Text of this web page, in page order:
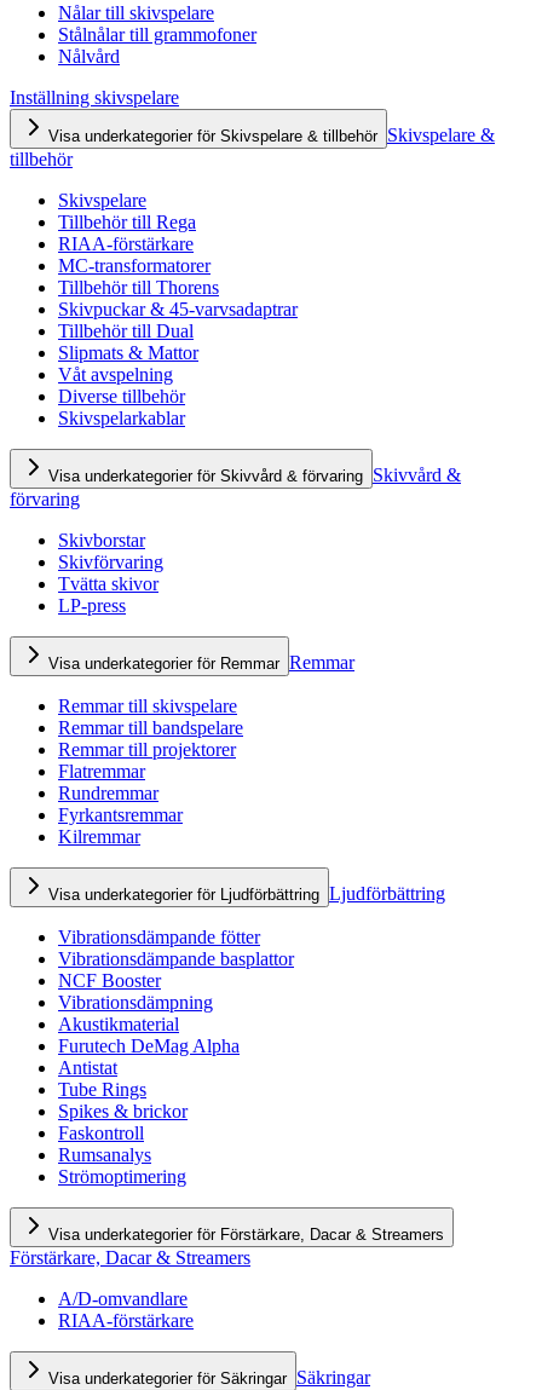
Nålar till skivspelare
Stålnålar till grammofoner
Nålvård
Inställning skivspelare
Visa underkategorier för Skivspelare & tillbehör Skivspelare &
tillbehör
Skivspelare
Tillbehör till Rega
RIAA-förstärkare
MC-transformatorer
Tillbehör till Thorens
Skivpuckar & 45-varvsadaptrar
Tillbehör till Dual
Slipmats & Mattor
Våt avspelning
Diverse tillbehör
Skivspelarkablar
Visa underkategorier för Skivvård & förvaring Skivvård &
förvaring
Skivborstar
Skivförvaring
Tvätta skivor
LP-press
Visa underkategorier för Remmar Remmar
Remmar till skivspelare
Remmar till bandspelare
Remmar till projektorer
Flatremmar
Rundremmar
Fyrkantsremmar
Kilremmar
Visa underkategorier för Ljudförbättring Ljudförbättring
Vibrationsdämpande fötter
Vibrationsdämpande basplattor
NCF Booster
Vibrationsdämpning
Akustikmaterial
Furutech DeMag Alpha
Antistat
Tube Rings
Spikes & brickor
Faskontroll
Rumsanalys
Strömoptimering
Visa underkategorier för Förstärkare, Dacar & Streamers
Förstärkare, Dacar & Streamers
A/D-omvandlare
RIAA-förstärkare
Visa underkategorier för Säkringar Säkringar